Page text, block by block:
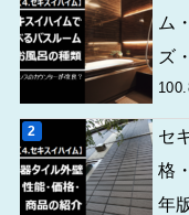
ム
ズ
セ
格
年